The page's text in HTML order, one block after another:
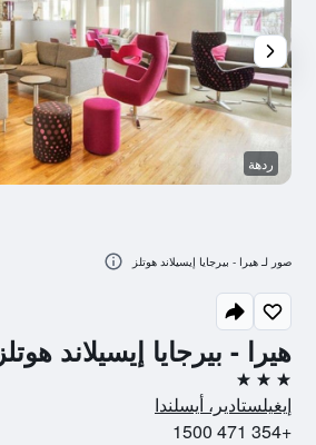
هيرا - بيرجايا إيسيلاند هوتلز
3 نجوم
إيغيلستادير، أيسلندا
+354 471 1500
ردهة
صور لـ هيرا - بيرجايا إيسيلاند هوتلز